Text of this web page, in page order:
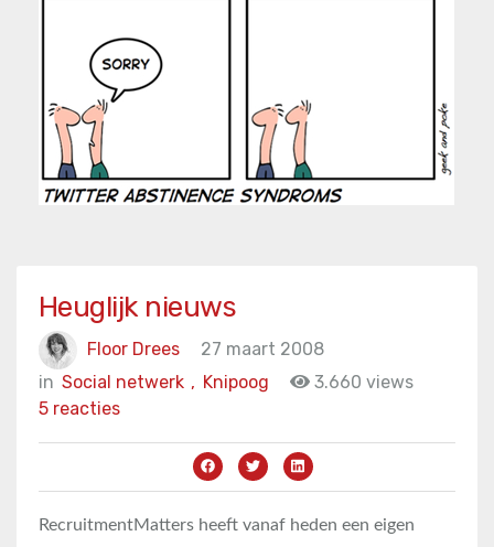
Heuglijk nieuws
Floor Drees
27 maart 2008
in
Knipoog
Social netwerk ,
3.660 views
5 reacties
RecruitmentMatters heeft vanaf heden een eigen